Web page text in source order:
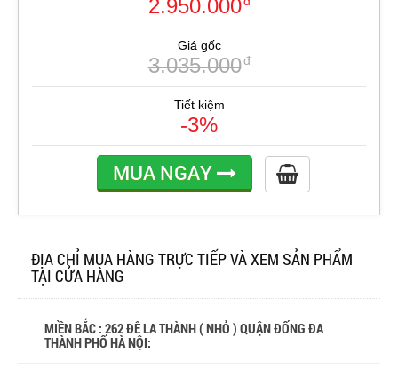
2.950.000
Giá gốc
3.035.000đ
Tiết kiệm
-3%
MUA NGAY
ĐỊA CHỈ MUA HÀNG TRỰC TIẾP VÀ XEM SẢN PHẨM
TẠI CỬA HÀNG
MIỀN BẮC : 262 ĐÊ LA THÀNH ( NHỎ ) QUẬN ĐỐNG ĐA
THÀNH PHỐ HÀ NỘI: